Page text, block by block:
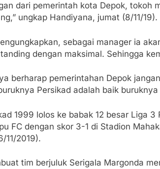
dari pemerintah kota Depok, tokoh
ungkap Handiyana, jumat (8/11/19).
sebagai manager ia
dengan maksimal. Sehingga
berharap pemerintahan Depok
Persikad adalah baik
1999 lolos ke babak 12 besar Liga
FC dengan skor 3-1 di Stadion
11/2019).
tim berjuluk Serigala Margonda